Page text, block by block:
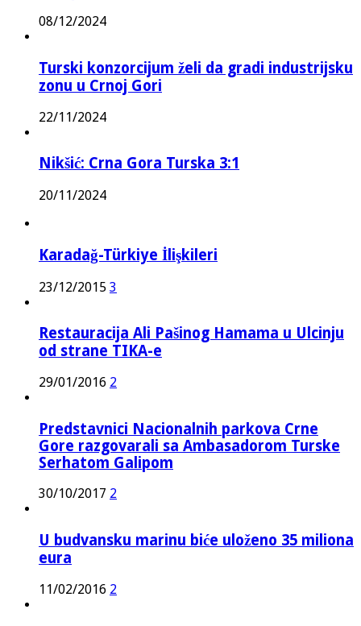
08/12/2024
Turski konzorcijum želi da gradi industrijsku
zonu u Crnoj Gori
22/11/2024
Nikšić: Crna Gora Turska 3:1
20/11/2024
Karadağ-Türkiye İlişkileri
23/12/2015 3
Restauracija Ali Pašinog Hamama u Ulcinju
od strane TIKA-e
29/01/2016 2
Predstavnici Nacionalnih parkova Crne
Gore razgovarali sa Ambasadorom Turske
Serhatom Galipom
30/10/2017 2
U budvansku marinu biće uloženo 35 miliona
eura
11/02/2016 2